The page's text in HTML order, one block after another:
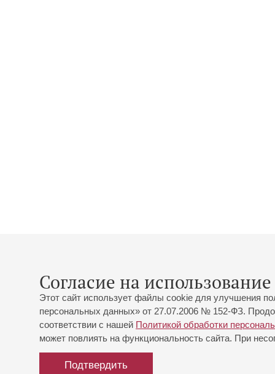
Согласие на
Этот сайт использует файлы cookie для улучшения
персональных данных» от 27.07.2006 № 152-ФЗ.
соответствии с нашей Политикой обработки
может повлиять на функциональность сайта. При
Подтвердить